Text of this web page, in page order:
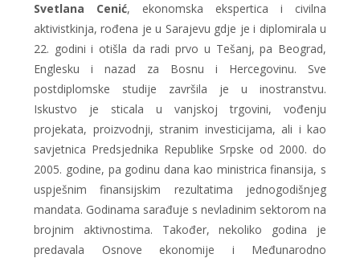
Svetlana Cenić, ekonomska ekspertica i civilna
aktivistkinja, rođena je u Sarajevu gdje je i diplomirala u
22. godini i otišla da radi prvo u Tešanj, pa Beograd,
Englesku i nazad za Bosnu i Hercegovinu. Sve
postdiplomske studije završila je u inostranstvu.
Iskustvo je sticala u vanjskoj trgovini, vođenju
projekata, proizvodnji, stranim investicijama, ali i kao
savjetnica Predsjednika Republike Srpske od 2000. do
2005. godine, pa godinu dana kao ministrica finansija, s
uspješnim finansijskim rezultatima jednogodišnjeg
mandata. Godinama sarađuje s nevladinim sektorom na
brojnim aktivnostima. Također, nekoliko godina je
predavala Osnove ekonomije i Međunarodno